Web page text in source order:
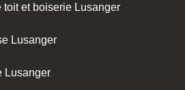
toit et boiserie Lusanger
Lusanger
Lusanger